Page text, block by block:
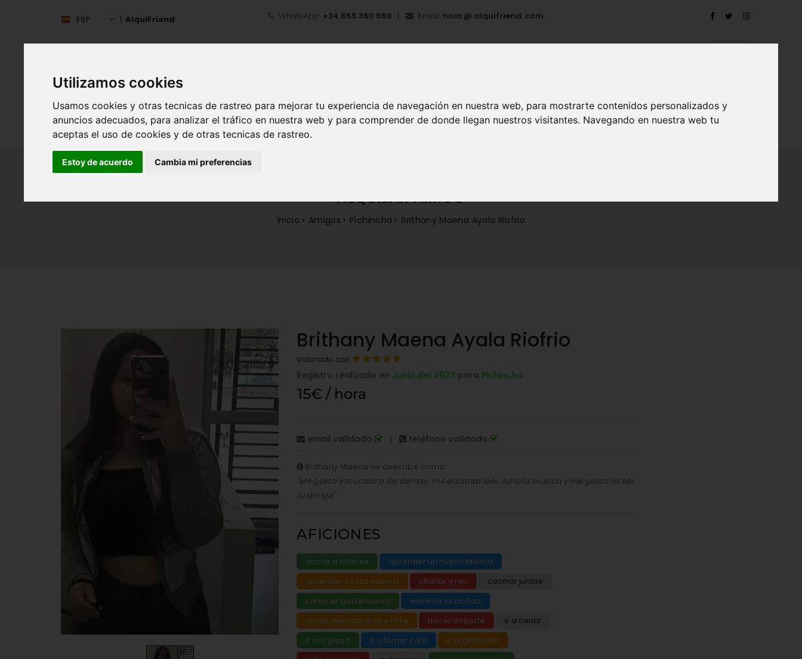
Utilizamos cookies
Usamos cookies y otras tecnicas de rastreo para mejorar tu experiencia de navegación en nuestra web, para mostrarte contenidos personalizados y
anuncios adecuados, para analizar el tráfico en nuestra web y para comprender de donde llegan nuestros visitantes. Navegando en nuestra web tu
aceptas el uso de cookies y de otras tecnicas de rastreo.
Estoy de acuerdo Cambia mi preferencias
ESP AlquiFriend WhatsApp: +34 655 360 560 Email: hola @ alquifriend .com
ESPAÑA INICIO ¿QUÉ ES ALQUIFRIEND? MI CUENTA REGISTRO EVENTOS CONTACTO
ALQUILAR AMIGO
Inicio Amigos Pichincha Brithany Maena Ayala Riofrio
Brithany Maena Ayala Riofrio
Valorado con
Registro realizado en Junio del 2023 para Pichincha
15€ / hora
email validado | teléfono validado
Brithany Maena se describe como:
"Me gusta escuchar a los demas, me encanta leer. Amo la musica y me gustaria ser
tu amiga"
AFICIONES
acudir a talleres
aprender un nuevo idioma
aprender cosas nuevas
charlar y reir
cocinar juntos
conocer gente nueva
enseñar la ciudad
hacer deporte al aire libre
hacer deporte
ir a cenar
ir a la playa
ir a tomar café
ir al gimnasio